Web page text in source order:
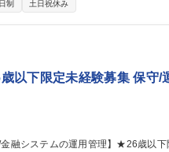
計/構築/運用保守■社内用IaaS/SaaS/
「チームワークあふれる“会社”を創
ンとしています 募集職種 ■システムア
支える
制 土日祝休み
以下限定未経験募集 保守/